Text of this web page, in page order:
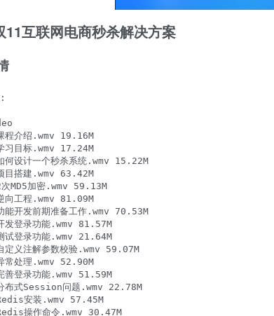
11互联网电商秒杀解决方案
程介绍.wmv 19.16M
习目标.wmv 17.24M
何设计一个秒杀系统.wmv 15.22M
目搭建.wmv 63.42M
MD5加密.wmv 59.13M
向工程.wmv 81.09M
能开发前期准备工作.wmv 70.53M
发登录功能.wmv 81.57M
试登录功能.wmv 21.64M
定义注解参数校验.wmv 59.07M
常处理.wmv 52.90M
善登录功能.wmv 51.59M
布式Session问题.wmv 22.78M
安装.wmv 57.45M
操作命令.wmv 30.47M